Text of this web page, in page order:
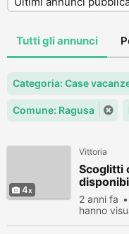
Tutti gli annunci
Categoria: Case
Comune: Ragusa
4
Vittoria
Scoglitti
2 anni fa
hanno